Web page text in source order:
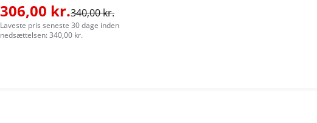
306,00 kr.340,00 kr.
Laveste pris seneste 30 dage inden
nedsættelsen: 340,00 kr.